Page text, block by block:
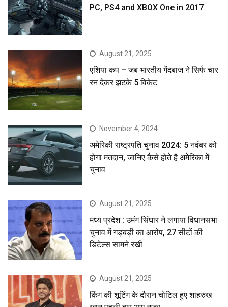
PC, PS4 and XBOX One in 2017
August 21, 2025
एशिया कप – जब भारतीय गेंदबाज ने सिर्फ चार
रन देकर झटके 5 विकेट
November 4, 2024
अमेरिकी राष्ट्रपति चुनाव 2024: 5 नवंबर को
होगा मतदान, जानिए कैसे होते है अमेरिका में
चुनाव
August 21, 2025
मध्य प्रदेश : उमंग सिंघार ने लगाया विधानसभा
चुनाव में गड़बड़ी का आरोप, 27 सीटों की
डिटेल्स सामने रखी
August 21, 2025
किंग की शूटिंग के दौरान चोटिल हुए शाहरुख